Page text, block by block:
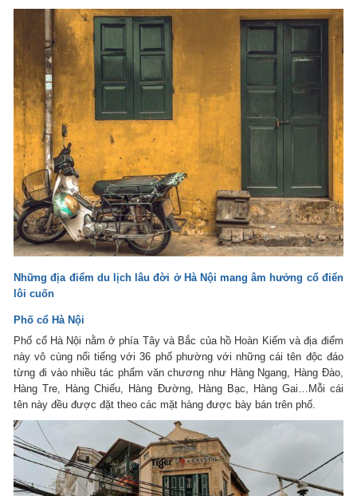
Những địa điểm du lịch lâu đời ở Hà Nội mang âm hưởng cổ điển
lôi cuốn
Phố cổ Hà Nội
Phố cổ Hà Nội nằm ở phía Tây và Bắc của hồ Hoàn Kiếm và địa điểm
này vô cùng nổi tiếng với 36 phố phường với những cái tên độc đáo
từng đi vào nhiều tác phẩm văn chương như Hàng Ngang, Hàng Đào,
Hàng Tre, Hàng Chiếu, Hàng Đường, Hàng Bạc, Hàng Gai…Mỗi cái
tên này đều được đặt theo các mặt hàng được bày bán trên phố.